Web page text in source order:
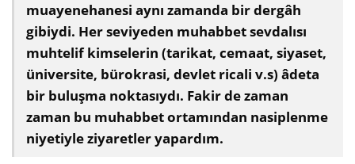
muayenehanesi aynı zamanda bir dergâh
gibiydi. Her seviyeden muhabbet sevdalısı
muhtelif kimselerin (tarikat, cemaat, siyaset,
üniversite, bürokrasi, devlet ricali v.s) âdeta
bir buluşma noktasıydı. Fakir de zaman
zaman bu muhabbet ortamından nasiplenme
niyetiyle ziyaretler yapardım.